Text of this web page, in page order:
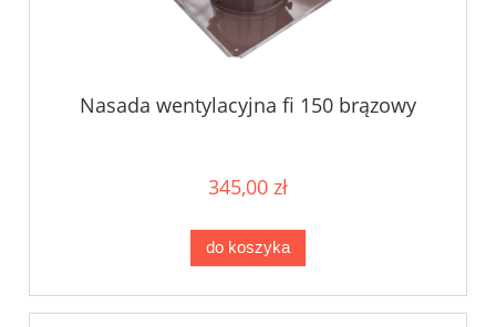
Nasada wentylacyjna fi 150 brązowy
345,00 zł
do koszyka